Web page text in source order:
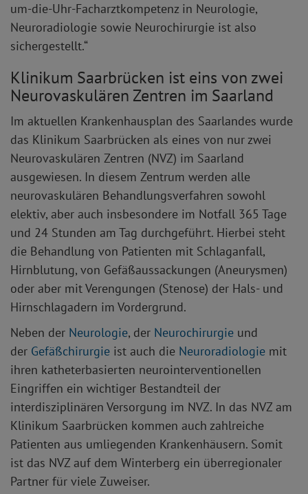
um-die-Uhr-Facharztkompetenz in Neurologie,
Neuroradiologie sowie Neurochirurgie ist also
sichergestellt.“
Klinikum Saarbrücken ist eins von zwei
Neurovaskulären Zentren im Saarland
Im aktuellen Krankenhausplan des Saarlandes wurde
das Klinikum Saarbrücken als eines von nur zwei
Neurovaskulären Zentren (NVZ) im Saarland
ausgewiesen. In diesem Zentrum werden alle
neurovaskulären Behandlungsverfahren sowohl
elektiv, aber auch insbesondere im Notfall 365 Tage
und 24 Stunden am Tag durchgeführt. Hierbei steht
die Behandlung von Patienten mit Schlaganfall,
Hirnblutung, von Gefäßaussackungen (Aneurysmen)
oder aber mit Verengungen (Stenose) der Hals- und
Hirnschlagadern im Vordergrund.
Neben der Neurologie, der Neurochirurgie und
der Gefäßchirurgie ist auch die Neuroradiologie mit
ihren katheterbasierten neurointerventionellen
Eingriffen ein wichtiger Bestandteil der
interdisziplinären Versorgung im NVZ. In das NVZ am
Klinikum Saarbrücken kommen auch zahlreiche
Patienten aus umliegenden Krankenhäusern. Somit
ist das NVZ auf dem Winterberg ein überregionaler
Partner für viele Zuweiser.